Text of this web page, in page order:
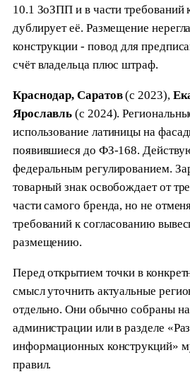
10.1 ЗоЗПП и в части требований
дублирует её. Размещение
конструкции - повод для
счёт владельца плюс штраф.
Краснодар, Саратов(с 2023),
Ярославль (с 2024).
использование латиницы на
появившиеся до ФЗ-168.
федеральным регулированием.
товарный знак освобождает от
части самого бренда, но не
требований к согласованию
размещению.
Перед открытием точки в
смысл уточнить актуальные
отдельно. Они обычно собраны на
администрации или в разделе
информационных конструкций»
правил.